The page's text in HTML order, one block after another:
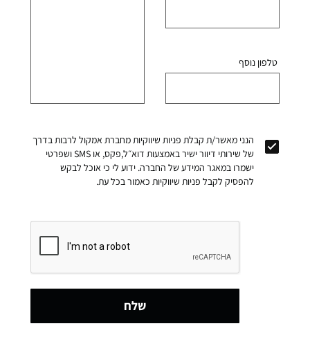
טלפון נוסף
הנני מאשר/ת קבלת פניות שיווקיות מחברת אמקול לרבות בדרך
של שירותי דיוור ישיר באמצעות דוא״ל,פקס, או SMS ושפרטי
ישמרו במאגר המידע של החברה. ידוע לי כי אוכל לבקש
להפסיק לקבל פניות שיווקיות כאמור בכל עת.
שלח